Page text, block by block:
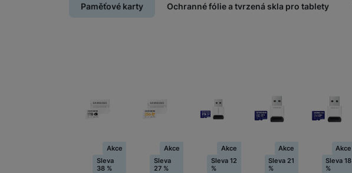
Paměťové karty Ochranné fólie a tvrzená skla pro tablety
Akce
Sleva
38 %
Akce
Sleva
27 %
Akce
Sleva 12
%
Akce
Sleva 21
%
Akce
Sleva 18
%